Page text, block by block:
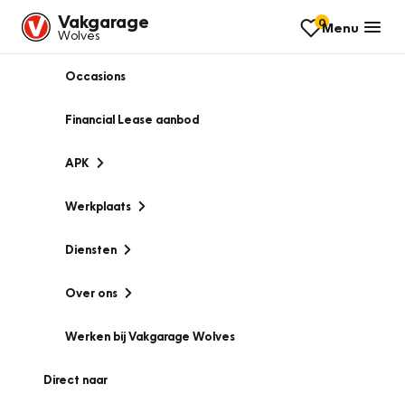
Vakgarage
Wolves
0Menu
Occasions
Financial Lease aanbod
APK
Werkplaats
Diensten
Over ons
Werken bij Vakgarage Wolves
Direct naar